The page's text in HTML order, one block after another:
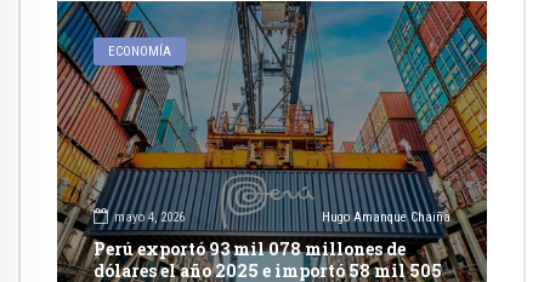
ECONOMÍA
mayo 4, 2026 Hugo Amanque Chaiña
Perú exportó 93 mil 078 millones de
dólares el año 2025 e importó 58 mil 505